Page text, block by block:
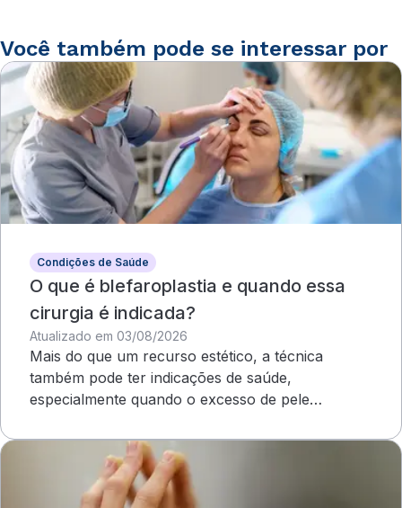
Você também pode se interessar por
Condições de Saúde
O que é blefaroplastia e quando essa
cirurgia é indicada?
Atualizado em 03/08/2026
Mais do que um recurso estético, a técnica
também pode ter indicações de saúde,
especialmente quando o excesso de pele